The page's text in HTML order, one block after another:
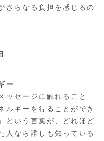
さらなる負担を感じるの
ー
ッセージに触れること
ルギーを得ることができ
という言葉が、どれほど
人なら誰しも知っている